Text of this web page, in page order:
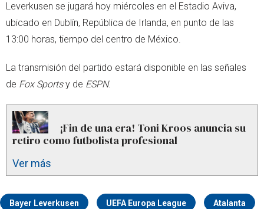
Leverkusen se jugará hoy miércoles en el Estadio Aviva,
ubicado en Dublín, República de Irlanda, en punto de las
13:00 horas, tiempo del centro de México.
La transmisión del partido estará disponible en las señales
de Fox Sportsy de ESPN.
¡Fin de una era! Toni Kroos anuncia su
retiro como futbolista profesional
Ver más
Bayer Leverkusen UEFA Europa League Atalanta